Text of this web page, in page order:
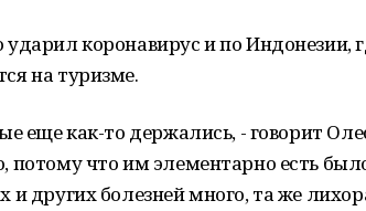
ударил коронавирус и по Индонезии,
на туризме.
еще как-то держались, - говорит
потому что им элементарно есть
и других болезней много, та же